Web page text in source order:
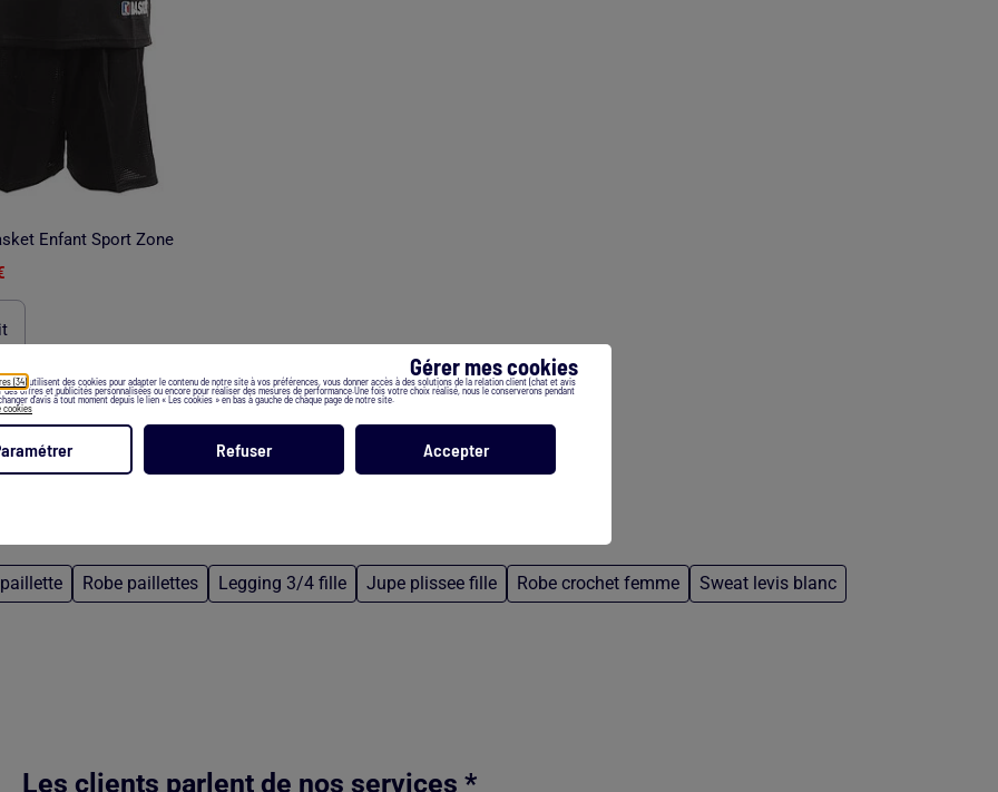
Gérer mes cookies
(34) utilisent des cookies pour adapter le contenu de notre site à vos préférences, vous donner accès à des solutions de la relation client (chat et avis
des offres et publicités personnalisées ou encore pour réaliser des mesures de performance.Une fois votre choix réalisé, nous le conserverons pendant
d’avis à tout moment depuis le lien « Les cookies » en bas à gauche de chaque page de notre site.
cookies
Refuser Accepter
Enfant Sport Zone
Robe paillettes Legging 3/4 fille Jupe plissee fille Robe crochet femme
Sweat levis blanc
Les clients parlent de nos services *